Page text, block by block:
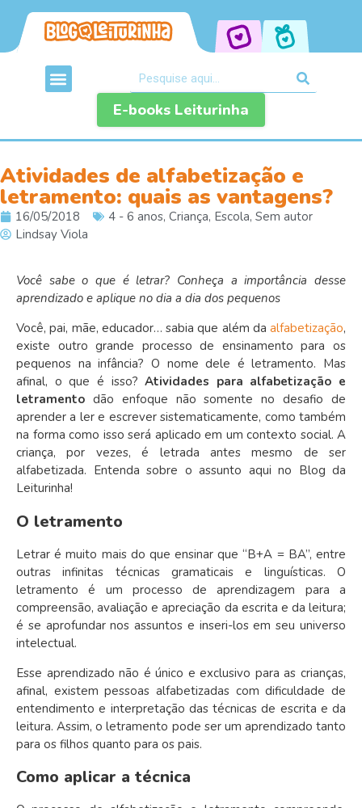
E-books Leiturinha
Atividades de alfabetização e
letramento: quais as vantagens?
16/05/2018 4 - 6 anos, Criança, Escola, Sem autor
Lindsay Viola
Você sabe o que é letrar? Conheça a importância desse
aprendizado e aplique no dia a dia dos pequenos
Você, pai, mãe, educador… sabia que além da alfabetização,
existe outro grande processo de ensinamento para os
pequenos na infância? O nome dele é letramento. Mas
afinal, o que é isso?Atividades para alfabetização e
letramento dão enfoque não somente no desafio de
aprender a ler e escrever sistematicamente, como também
na forma como isso será aplicado em um contexto social. A
criança, por vezes, é letrada antes mesmo de ser
alfabetizada. Entenda sobre o assunto aqui no Blog da
Leiturinha!
O letramento
Letrar é muito mais do que ensinar que “B+A = BA”, entre
outras infinitas técnicas gramaticais e linguísticas. O
letramento é um processo de aprendizagem para a
compreensão, avaliação e apreciação da escrita e da leitura;
é se aprofundar nos assuntos e inseri-los em seu universo
intelectual.
Esse aprendizado não é único e exclusivo para as crianças,
afinal, existem pessoas alfabetizadas com dificuldade de
entendimento e interpretação das técnicas de escrita e da
leitura. Assim, o letramento pode ser um aprendizado tanto
para os filhos quanto para os pais.
Como aplicar a técnica